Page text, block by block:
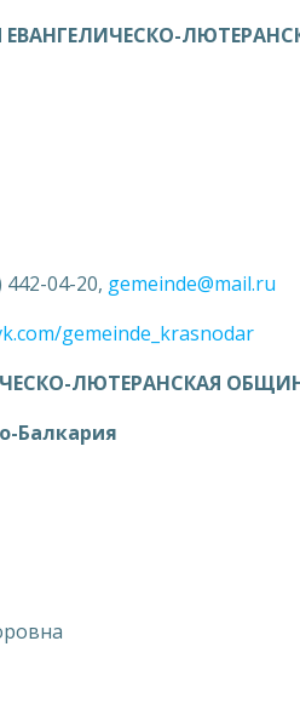
04-20, gemeinde@mail.ru
gemeinde_krasnodar
ЛЮТЕРАНСКАЯ
Балкария